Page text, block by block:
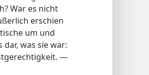
War es nicht
erschien
um und
was sie war:
—